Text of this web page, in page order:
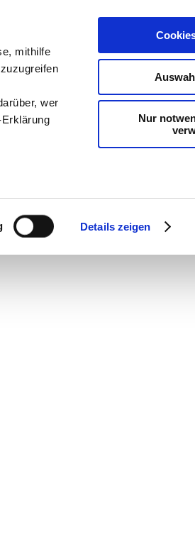
mithilfe
wer
Details zeigen
Nur